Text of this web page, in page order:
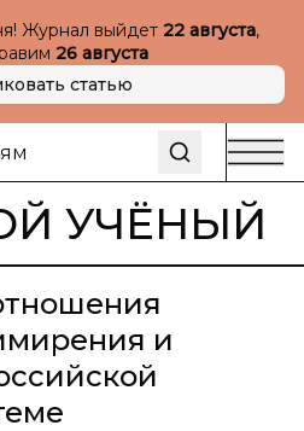
Журнал выйдет 22 августа,
26 августа
статью
УЧЁНЫЙ
и